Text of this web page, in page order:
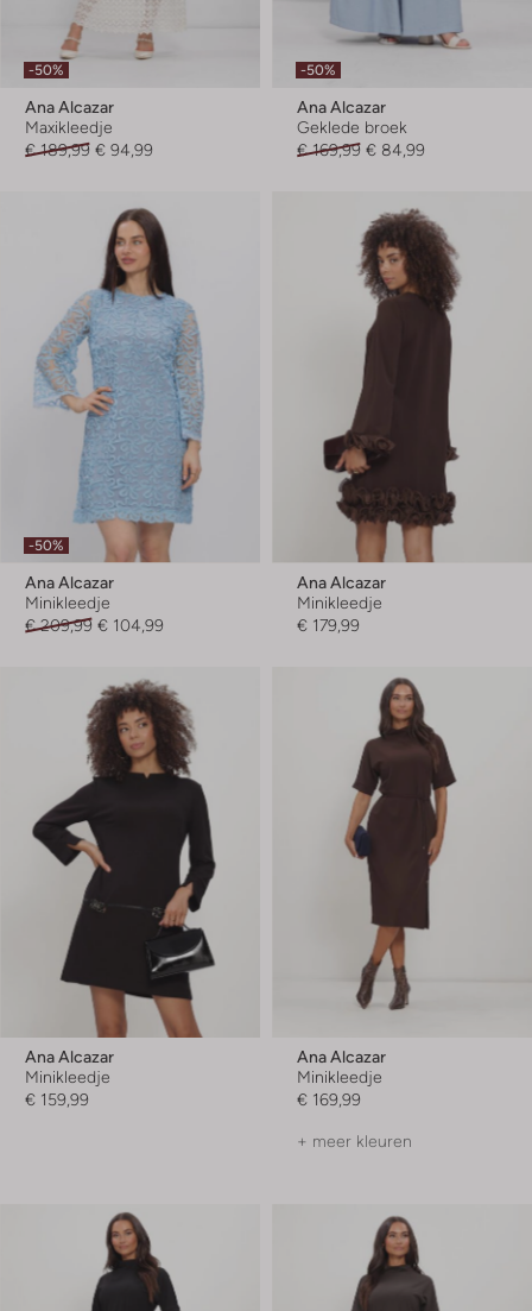
-50%
Ana Alcazar
Maxikleedje
€ 189,99 € 94,99
-50%
Ana Alcazar
Geklede broek
€ 169,99 € 84,99
-50%
Ana Alcazar
Minikleedje
€ 209,99 € 104,99
Ana Alcazar
Minikleedje
€ 179,99
Ana Alcazar
Minikleedje
€ 159,99
Ana Alcazar
Minikleedje
€ 169,99
+ meer kleuren